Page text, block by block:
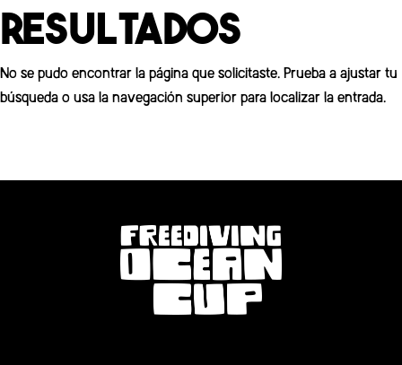
Resultados
No se pudo encontrar la página que solicitaste. Prueba a ajustar tu
búsqueda o usa la navegación superior para localizar la entrada.